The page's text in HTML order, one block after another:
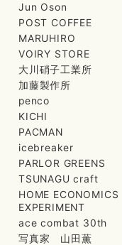
Jun Oson
POST COFFEE
MARUHIRO
VOIRY STORE
大川硝子工業所
加藤製作所
penco
KICHI
PACMAN
icebreaker
PARLOR GREENS
TSUNAGU craft
HOME ECONOMICS
EXPERIMENT
ace combat 30th
写真家 山田薫